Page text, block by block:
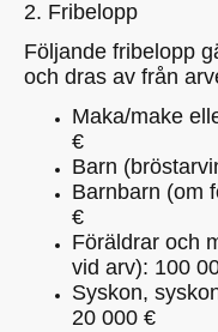
2. Fribelopp
Följande fribelopp
och dras av från
Maka/make
€
Barn
Barnbarn (om
€
Föräldrar och
vid arv): 100
Syskon,
20 000 €